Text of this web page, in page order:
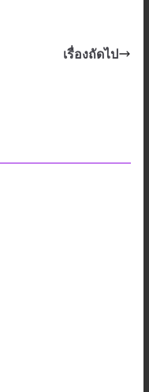
เรื่องถัดไป